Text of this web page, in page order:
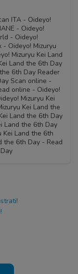
ITA - Oideyo!
- Oideyo!
- Oideyo!
- Oideyo! Mizuryu
Mizuryu Kei Land
Land the 6th Day
6th Day Reader
Scan online -
online - Oideyo!
Mizuryu Kei
Kei Land the
Land the 6th Day
Land the 6th Day
Kei Land the 6th
the 6th Day - Read